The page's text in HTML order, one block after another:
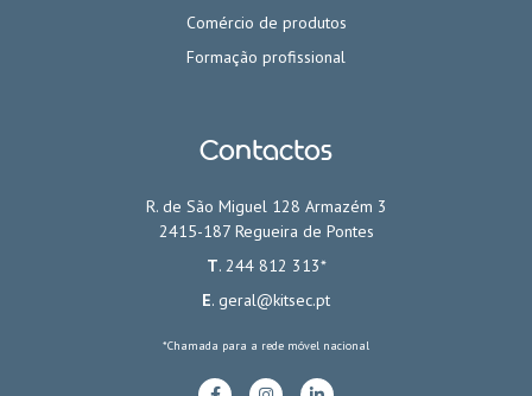
Comércio de produtos
Formação profissional
Contactos
R. de São Miguel 128 Armazém 3
2415-187 Regueira de Pontes
T. 244 812 313*
E. geral@kitsec.pt
*Chamada para a rede móvel nacional